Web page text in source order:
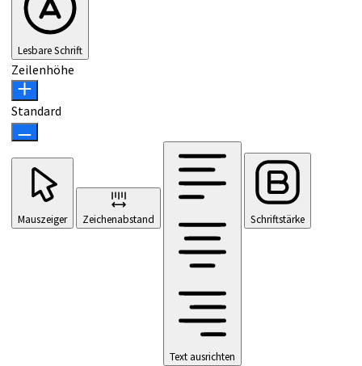
Lesbare Schrift
Zeilenhöhe
Standard
Mauszeiger Zeichenabstand
Text ausrichten
Schriftstärke